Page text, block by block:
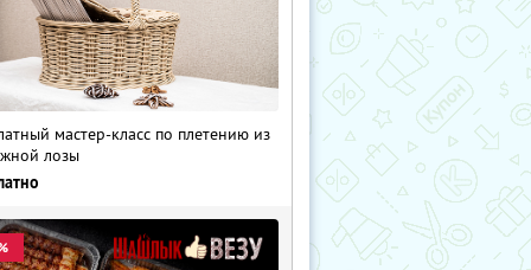
мастер-класс по плетению из
лозы